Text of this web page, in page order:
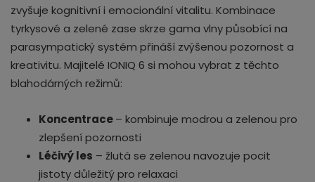
zvyšuje kognitivní i emocionální vitalitu. Kombinace
tyrkysové a zelené zase skrze gama vlny působící na
parasympatický systém přináší zvýšenou pozornost a
kreativitu. Majitelé IONIQ 6 si mohou vybrat z těchto
blahodárných režimů:
Koncentrace– kombinuje modrou a zelenou pro
zlepšení pozornosti
Léčivý les – žlutá se zelenou navozuje pocit
jistoty důležitý pro relaxaci